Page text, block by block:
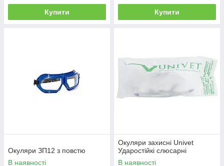
Купити Купити
Окуляри ЗП12 з повстю
В наявності
Окуляри захисні Univet
Ударостійкі слюсарні
В наявності